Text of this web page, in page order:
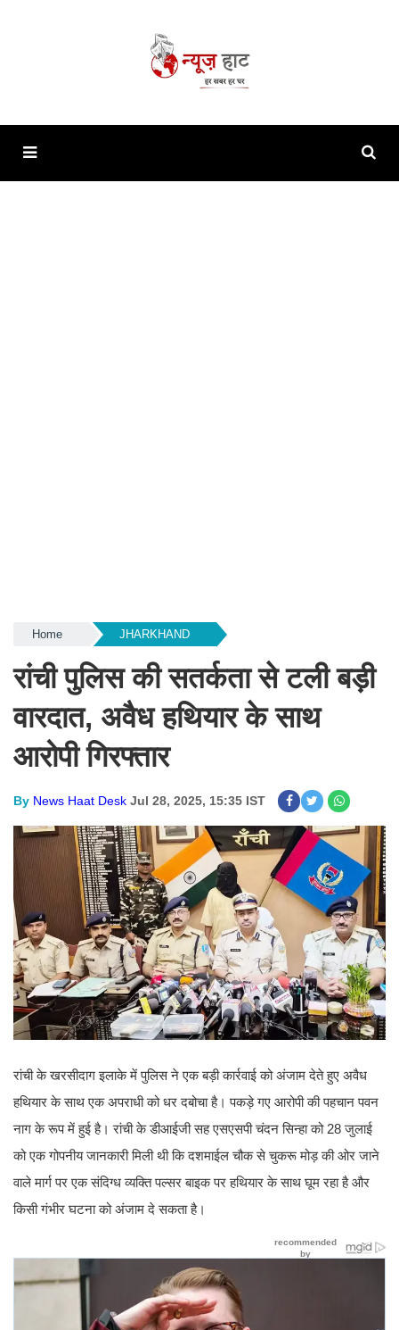
Home JHARKHAND
रांची पुलिस की सतर्कता से टली बड़ी
वारदात, अवैध हथियार के साथ
आरोपी गिरफ्तार
By News Haat Desk Jul 28, 2025, 15:35 IST
रांची के खरसीदाग इलाके में पुलिस ने एक बड़ी कार्रवाई को अंजाम देते हुए अवैध
हथियार के साथ एक अपराधी को धर दबोचा है। पकड़े गए आरोपी की पहचान पवन
नाग के रूप में हुई है। रांची के डीआईजी सह एसएसपी चंदन सिन्हा को 28 जुलाई
को एक गोपनीय जानकारी मिली थी कि दशमाईल चौक से चुकरू मोड़ की ओर जाने
वाले मार्ग पर एक संदिग्ध व्यक्ति पल्सर बाइक पर हथियार के साथ घूम रहा है और
किसी गंभीर घटना को अंजाम दे सकता है।